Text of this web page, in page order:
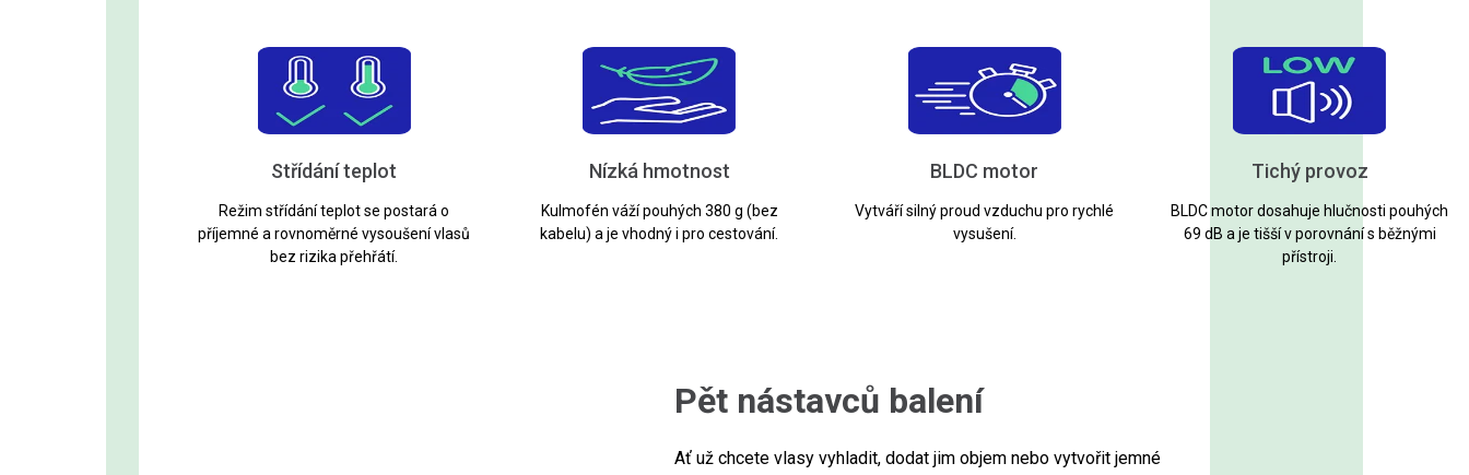
Střídání teplot
Režim střídání teplot se postará o
příjemné a rovnoměrné vysoušení vlasů
bez rizika přehřátí.
Nízká hmotnost
Kulmofén váží pouhých 380 g (bez
kabelu) a je vhodný i pro cestování.
BLDC motor
Vytváří silný proud vzduchu pro rychlé
vysušení.
Tichý provoz
BLDC motor dosahuje hlučnosti pouhých
69 dB a je tišší v porovnání s běžnými
přístroji.
Pět nástavců balení
Ať už chcete vlasy vyhladit, dodat jim objem nebo vytvořit jemné